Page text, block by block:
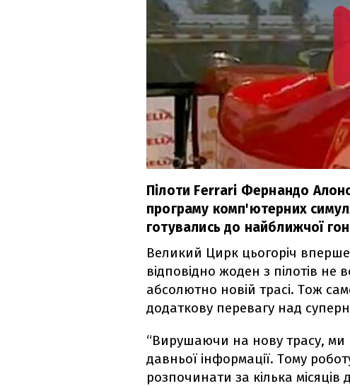
Пілоти Ferrari Фернандо
програму комп'ютерних
готувались до найближчої
Великий Цирк цьогоріч
відповідно жоден з пілотів не
абсолютно новій трасі. Тож
додаткову перевагу над
“Вирушаючи на нову трасу, ми
давньої інформації. Тому
розпочинати за кілька місяців